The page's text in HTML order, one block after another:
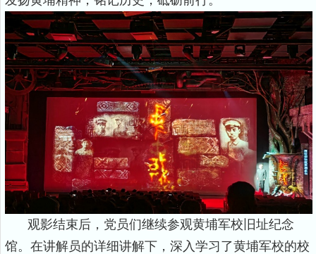
观影结束后，党员们继续参观黄埔军校旧址纪念
馆。在讲解员的详细讲解下，深入学习了黄埔军校的校